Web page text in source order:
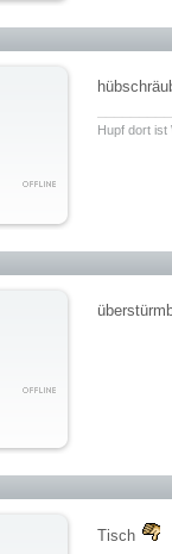
Hupf dort ist
Tisch